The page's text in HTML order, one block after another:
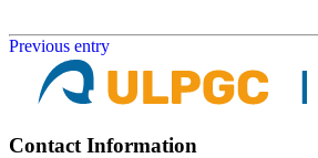
Previous entry
Contact Information